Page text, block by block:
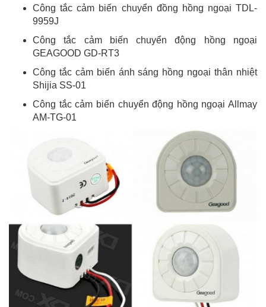
Công tắc cảm biến chuyển đồng hồng ngoại TDL-
9959J
Công tắc cảm biến chuyển động hồng ngoại
GEAGOOD GD-RT3
Công tắc cảm biến ánh sáng hồng ngoại thân nhiệt
Shijia SS-01
Công tắc cảm biến chuyển động hồng ngoại Allmay
AM-TG-01